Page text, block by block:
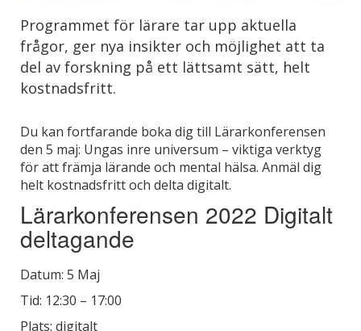
Programmet för lärare tar upp aktuella
frågor, ger nya insikter och möjlighet att ta
del av forskning på ett lättsamt sätt, helt
kostnadsfritt.
Du kan fortfarande boka dig till Lärarkonferensen
den 5 maj: Ungas inre universum – viktiga verktyg
för att främja lärande och mental hälsa. Anmäl dig
helt kostnadsfritt och delta digitalt.
Lärarkonferensen 2022 Digitalt
deltagande
Datum: 5 Maj
Tid: 12:30 – 17:00
Plats: digitalt